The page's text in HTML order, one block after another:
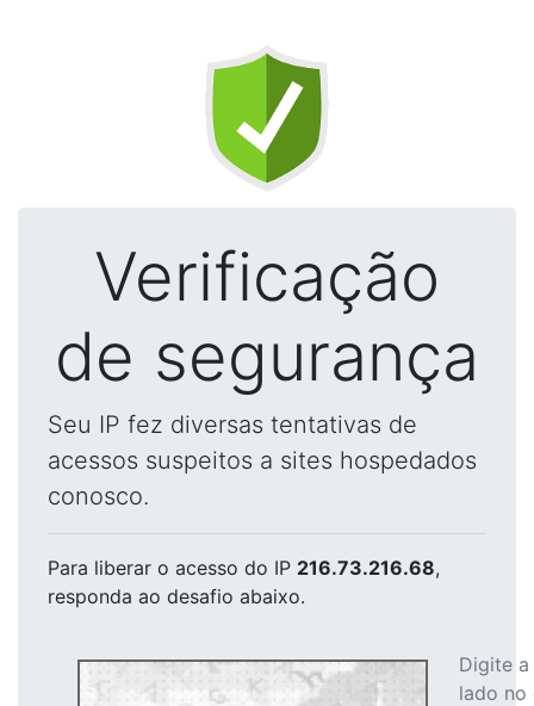
Verificação
de segurança
Seu IP fez diversas tentativas de
acessos suspeitos a sites hospedados
conosco.
Para liberar o acesso do IP 216.73.216.68,
responda ao desafio abaixo.
Digite
lado no